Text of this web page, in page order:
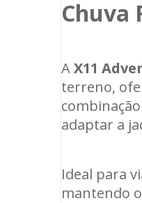
Chuva
AX11
terreno,
adaptar a
Ideal para
mantendo